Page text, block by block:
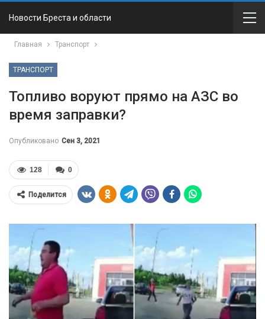
Новости Бреста и области
Главная Транспорт
ТРАНСПОРТ
Топливо воруют прямо на АЗС во
время заправки?
Опубликовано Сен 3, 2021
0
128
Поделится